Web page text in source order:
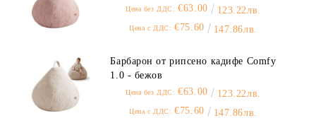
Цена без ДДС: €63.00 123.22лв.
Цена с ДДС: €75.60 147.86лв.
Барбарон от рипсено кадифе Comfy
1.0 - бежов
Цена без ДДС: €63.00 123.22лв.
Цена с ДДС: €75.60 147.86лв.